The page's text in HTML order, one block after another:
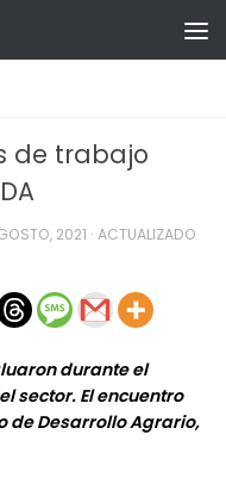
de trabajo
2021 · ACTUALIZADO
durante el
sector. El encuentro
de Desarrollo Agrario,